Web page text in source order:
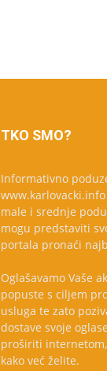
TKO SMO?
Informativno
male i srednje
mogu predstaviti
portala pronaći
Oglašavamo Vaše
popuste s ciljem
usluga te zato
dostave svoje
proširiti
kako već želite.